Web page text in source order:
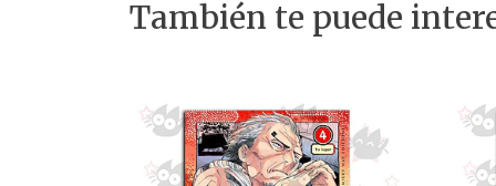
También te puede